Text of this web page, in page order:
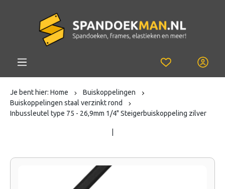
Je bent hier: Home
Buiskoppelingen
Buiskoppelingen staal verzinkt rond
Inbussleutel type 75 - 26,9mm 1/4" Steigerbuiskoppeling zilver